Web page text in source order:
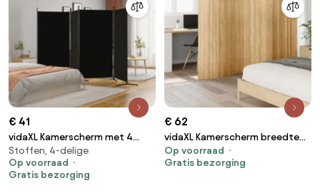
€ 41
vidaXL Kamerscherm met 4
panelen 346x180 cm stof zwart
Stoffen, 4-delige
Op voorraad
Gratis bezorging
€ 62
vidaXL Kamerscherm breedte
250 cm hoogte 165 cm bamboe
natuurlijk
Op voorraad
Gratis bezorging